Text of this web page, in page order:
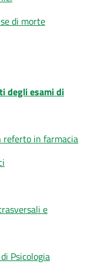
di morte
degli esami di
referto in farmacia
e
Psicologia